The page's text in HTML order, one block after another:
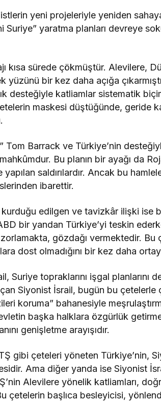
yeni projeleriyle yeniden
Suriye” yaratma planları devreye
kısa sürede çökmüştür. Alevilere,
yüzünü bir kez daha açığa
desteğiyle katliamlar sistematik
maskesi düştüğünde, geride
Tom Barrack ve Türkiye’nin
Bu planın bir ayağı da
saldırılardır. Ancak bu
ibarettir.
kurduğu edilgen ve tavizkâr ilişki ise
bir yandan Türkiye’yi teskin
gözdağı vermektedir. Bu
dost olmadığını bir kez daha
Suriye topraklarını işgal planlarını
Siyonist İsrail, bugün bu çetelerle
koruma” bahanesiyle
başka halklara özgürlük
genişletme arayışıdır.
gibi çeteleri yöneten Türkiye’nin,
Ama diğer yanda ise Siyonist
Alevilere yönelik katliamları,
çetelerin başlıca besleyicisi,